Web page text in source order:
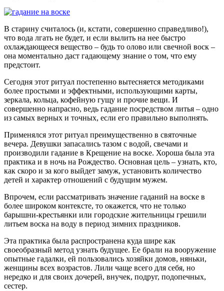
В старину считалось (и, кстати, совершенно справедливо!),
что вода лгать не будет, и если вылить на нее быстро
охлаждающееся вещество – будь то олово или свечной воск –
она моментально даст гадающему знание о том, что ему
предстоит.
Сегодня этот ритуал постепенно вытесняется методиками
более простыми и эффектными, использующими карты,
зеркала, кольца, кофейную гущу и прочие вещи. И
совершенно напрасно, ведь гадание посредством литья – одно
из самых верных и точных, если его правильно выполнять.
Применялся этот ритуал преимущественно в святочные
вечера. Девушки запасались тазом с водой, свечами и
производили гадание в Крещение на воске. Хороша была эта
практика и в ночь на Рождество. Основная цель – узнать, кто,
как скоро и за кого выйдет замуж, установить количество
детей и характер отношений с будущим мужем.
Впрочем, если рассматривать значение гаданий на воске в
более широком контексте, то окажется, что не только
барышни-крестьянки или городские жительницы грешили
литьем воска на воду в период зимних праздников.
Эта практика была распространена куда шире как
своеобразный метод узнать будущее. Ее брали на вооружение
опытные гадалки, ей пользовались хозяйки домов, няньки,
женщины всех возрастов. Лили чаще всего для себя, но
нередко и для своих дочерей, внучек, подруг, подопечных,
сестер.